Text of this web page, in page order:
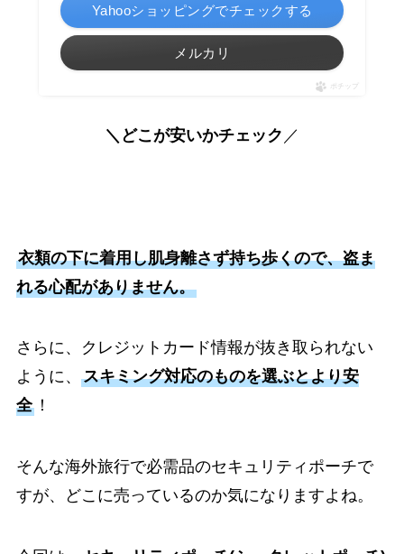
Yahooショッピングでチェックする
メルカリ
ポチップ
＼どこが安いかチェック ／
衣類の下に着用し肌身離さず持ち歩くので、盗ま
れる心配がありません。
さらに、クレジットカード情報が抜き取られない
ように、 スキミング対応のものを選ぶとより安
全！
そんな海外旅行で必需品のセキュリティポーチで
すが、どこに売っているのか気になりますよね。